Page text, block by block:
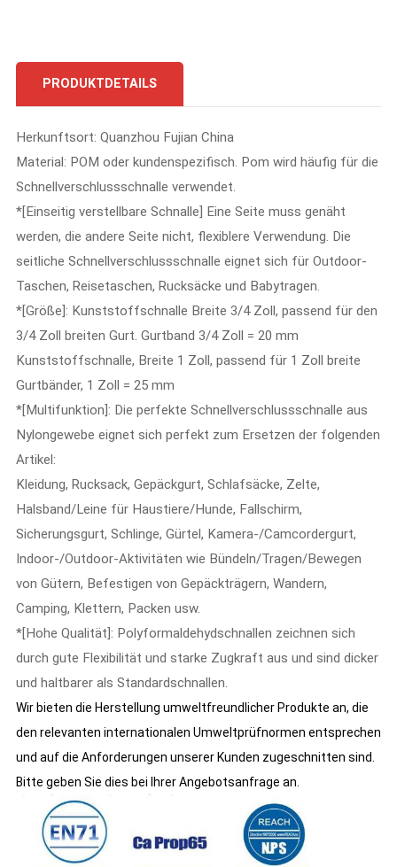
PRODUKTDETAILS
Herkunftsort: Quanzhou Fujian China
Material: POM oder kundenspezifisch. Pom wird häufig für die
Schnellverschlussschnalle verwendet.
*[Einseitig verstellbare Schnalle] Eine Seite muss genäht
werden, die andere Seite nicht, flexiblere Verwendung. Die
seitliche Schnellverschlussschnalle eignet sich für Outdoor-
Taschen, Reisetaschen, Rucksäcke und Babytragen.
*[Größe]: Kunststoffschnalle Breite 3/4 Zoll, passend für den
3/4 Zoll breiten Gurt. Gurtband 3/4 Zoll = 20 mm
Kunststoffschnalle, Breite 1 Zoll, passend für 1 Zoll breite
Gurtbänder, 1 Zoll = 25 mm
*[Multifunktion]: Die perfekte Schnellverschlussschnalle aus
Nylongewebe eignet sich perfekt zum Ersetzen der folgenden
Artikel:
Kleidung, Rucksack, Gepäckgurt, Schlafsäcke, Zelte,
Halsband/Leine für Haustiere/Hunde, Fallschirm,
Sicherungsgurt, Schlinge, Gürtel, Kamera-/Camcordergurt,
Indoor-/Outdoor-Aktivitäten wie Bündeln/Tragen/Bewegen
von Gütern, Befestigen von Gepäckträgern, Wandern,
Camping, Klettern, Packen usw.
*[Hohe Qualität]: Polyformaldehydschnallen zeichnen sich
durch gute Flexibilität und starke Zugkraft aus und sind dicker
und haltbarer als Standardschnallen.
Wir bieten die Herstellung umweltfreundlicher Produkte an, die
den relevanten internationalen Umweltprüfnormen entsprechen
und auf die Anforderungen unserer Kunden zugeschnitten sind.
Bitte geben Sie dies bei Ihrer Angebotsanfrage an.